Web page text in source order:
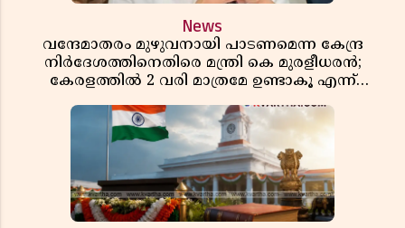
News
വന്ദേമാതരം മുഴുവനായി പാടണമെന്ന കേന്ദ്ര
നിർദേശത്തിനെതിരെ മന്ത്രി കെ മുരളീധരൻ;
കേരളത്തിൽ 2 വരി മാത്രമേ ഉണ്ടാകൂ എന്ന്